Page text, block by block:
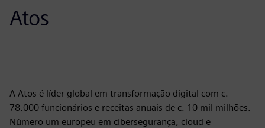
Atos
A Atos é líder global em transformação digital com c.
78.000 funcionários e receitas anuais de c. 10 mil milhões.
Número um europeu em cibersegurança, cloud e